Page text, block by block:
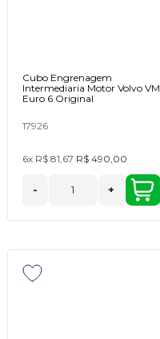
Cubo Engrenagem
Intermediaria Motor Volvo VM
Euro 6 Original
17926
6x R$ 81,67 R$ 490,00
- +